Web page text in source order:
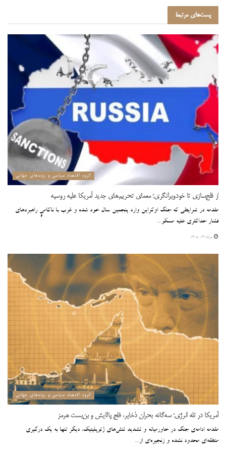
پست‌های مرتبط
گروه اقتصاد سیاسی و روندهای جهانی
از فلج‌سازی تا خودویرانگری؛ معمای تحریم‌های جدید آمریکا علیه روسیه
مقدمه در شرایطی که جنگ اوکراین وارد پنجمین سال خود شده و غرب با ناکامیِ راهبردهای
فشار حداکثری علیه مسکو...
مرداد ۱۴, ۱۴۰۵
گروه اقتصاد سیاسی و روندهای جهانی
آمریکا در تله انرژی؛ سه‌گانه بحران ذخایر، فلج پالایش و بن‌بست هرمز
مقدمه ادامه‌ی جنگ در خاورمیانه و تشدید تنش‌های ژئوپلیتیک، دیگر تنها به یک درگیری
منطقه‌ای محدود نشده و زنجیره‌ای از...